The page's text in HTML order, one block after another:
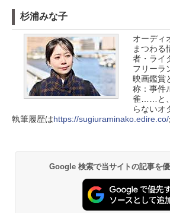
杉浦みな子
オーディ
まつわる
者・ライ
フリーラ
映画鑑賞
称：事件
雀……と
らないオ
執筆履歴はhttps://sugiuraminako.edire.co/
Google 検索で当サイトの記事を